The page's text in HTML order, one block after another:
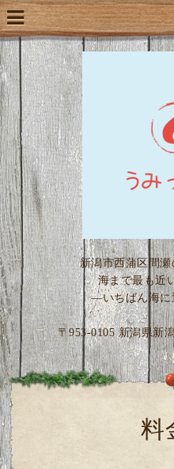
新潟市西蒲区間
海まで最も近
―いちばん海
〒953-0105 新潟県新
料